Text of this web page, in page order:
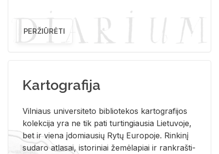
PERŽIŪRĖTI
Kartografija
Vil­niaus uni­ver­si­te­to bi­b­lio­te­kos kar­to­gra­fi­jos
ko­lek­ci­ja yra ne tik pati tur­tin­giau­sia Lie­tu­vo­je,
bet ir vie­na įdo­miau­sių Rytų Eu­ro­po­je. Rin­ki­nį
su­da­ro at­la­sai, is­to­ri­niai že­mė­la­piai ir rank­raš­ti­